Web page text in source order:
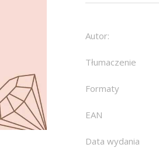
Autor:
Tłumaczenie
Formaty
EAN
Data wydania